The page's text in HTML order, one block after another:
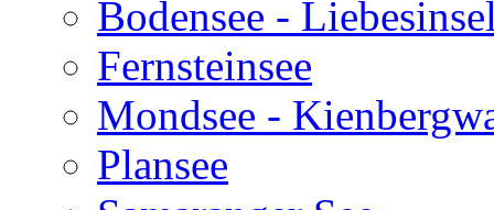
Bodensee -
Fernsteinsee
Mondsee -
Plansee